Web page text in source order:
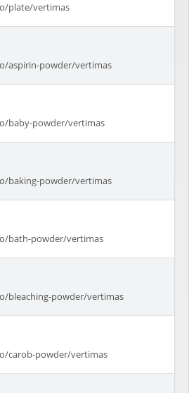
plate/vertimas
aspirin-powder/vertimas
baby-powder/vertimas
baking-powder/vertimas
bath-powder/vertimas
bleaching-powder/vertimas
carob-powder/vertimas